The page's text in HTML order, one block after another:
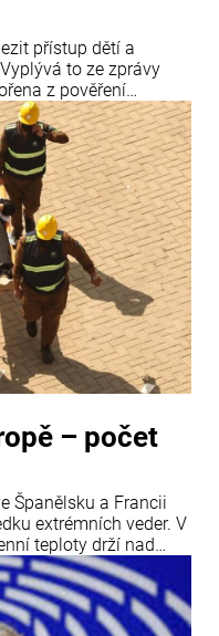
přístup dětí a
to ze zprávy
z pověření
von der Leyenové.
– počet
Španělsku a Francii
extrémních veder. V
teploty drží nad